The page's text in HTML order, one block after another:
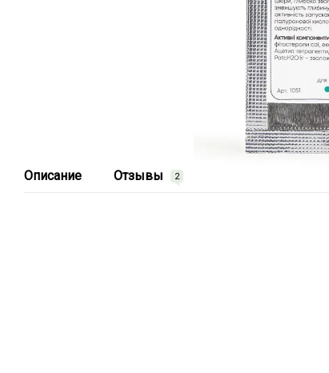
Описание Отзывы 2